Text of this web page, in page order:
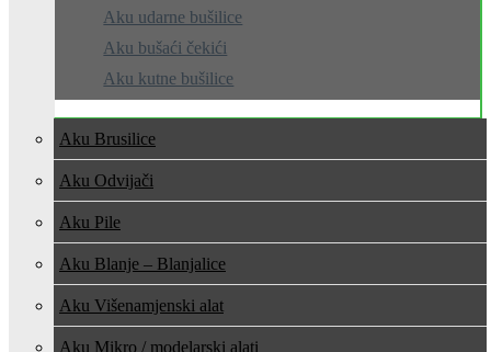
Aku udarne bušilice
Aku bušaći čekići
Aku kutne bušilice
Aku Brusilice
Aku Odvijači
Aku Pile
Aku Blanje – Blanjalice
Aku Višenamjenski alat
Aku Mikro / modelarski alati